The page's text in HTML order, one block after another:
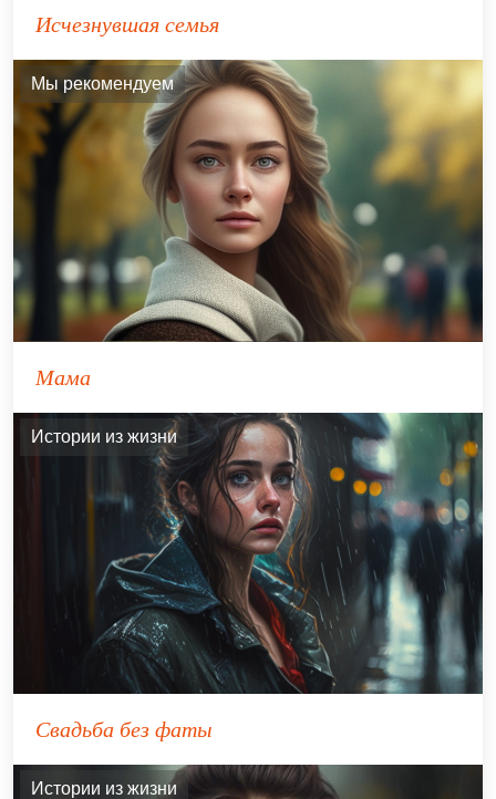
Исчезнувшая семья
Мы рекомендуем
Мама
Истории из жизни
Свадьба без фаты
Истории из жизни